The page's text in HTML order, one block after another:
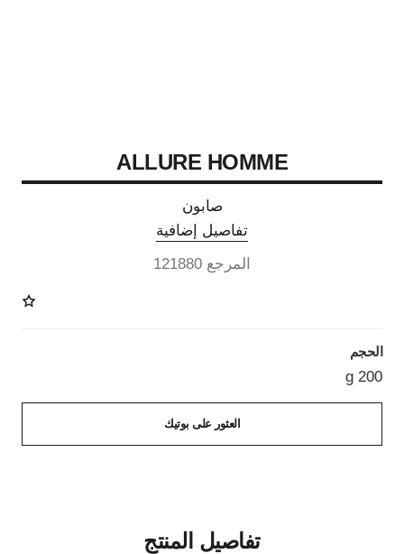
ALLURE HOMME
صابون
تفاصيل إضافية
المرجع 121880
الحجم
200 g
العثور على بوتيك
تفاصيل المنتج